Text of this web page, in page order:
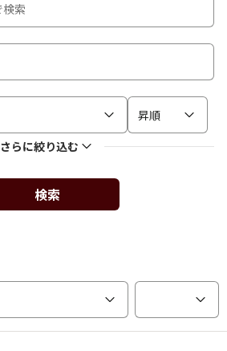
昇順
さらに絞り込む
検索